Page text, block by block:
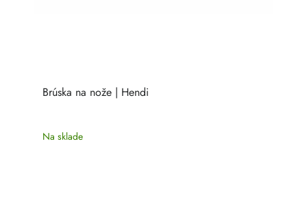
Brúska na nože | Hendi
Na sklade